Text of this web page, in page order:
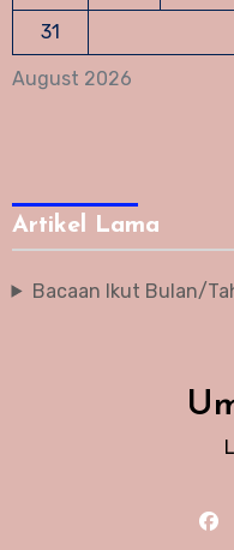
August 2026
31
Artikel Lama
Bacaan Ikut Bulan/